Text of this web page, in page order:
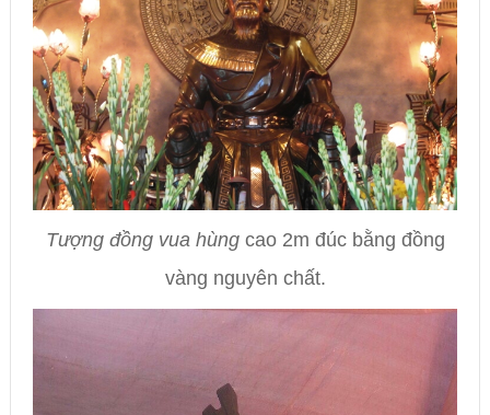
Tượng đồng vua hùngcao 2m đúc bằng đồng
vàng nguyên chất.